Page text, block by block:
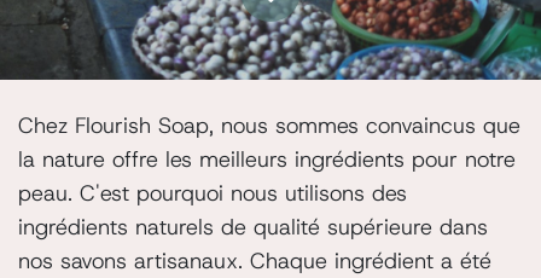
Chez Flourish Soap, nous sommes convaincus que
la nature offre les meilleurs ingrédients pour notre
peau. C'est pourquoi nous utilisons des
ingrédients naturels de qualité supérieure dans
nos savons artisanaux. Chaque ingrédient a été